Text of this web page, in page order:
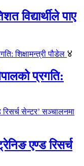
विद्यार्थीले पाए
४
प्रगति:
एण्ड रिसर्च